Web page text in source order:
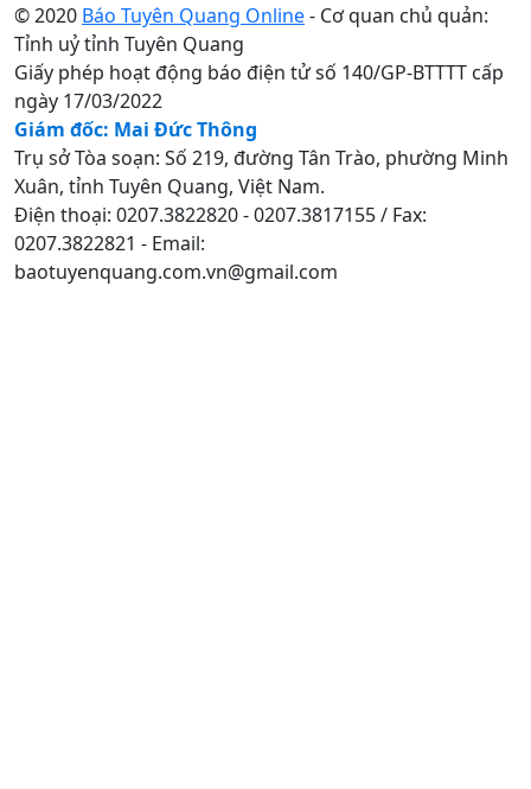
© 2020 Báo Tuyên Quang Online- Cơ quan chủ quản:
Tỉnh uỷ tỉnh Tuyên Quang
Giấy phép hoạt động báo điện tử số 140/GP-BTTTT cấp
ngày 17/03/2022
Giám đốc: Mai Đức Thông
Trụ sở Tòa soạn: Số 219, đường Tân Trào, phường Minh
Xuân, tỉnh Tuyên Quang, Việt Nam.
Điện thoại: 0207.3822820 - 0207.3817155 / Fax:
0207.3822821 - Email:
baotuyenquang.com.vn@gmail.com